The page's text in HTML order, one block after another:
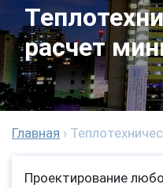
расчет
Главная ›
Проектирование